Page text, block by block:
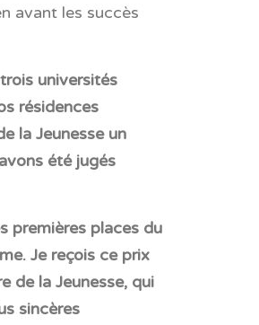
avant les succès
universités
résidences
la Jeunesse un
été jugés
premières places du
Je reçois ce prix
de la Jeunesse, qui
sincères